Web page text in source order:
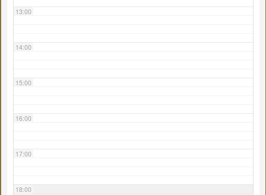
13:00
14:00
15:00
16:00
17:00
18:00